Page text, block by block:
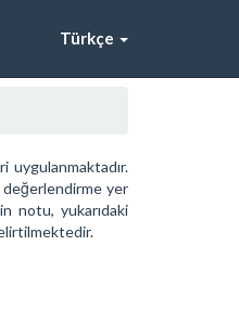
Türkçe
uygulanmaktadır.
değerlendirme yer
notu, yukarıdaki